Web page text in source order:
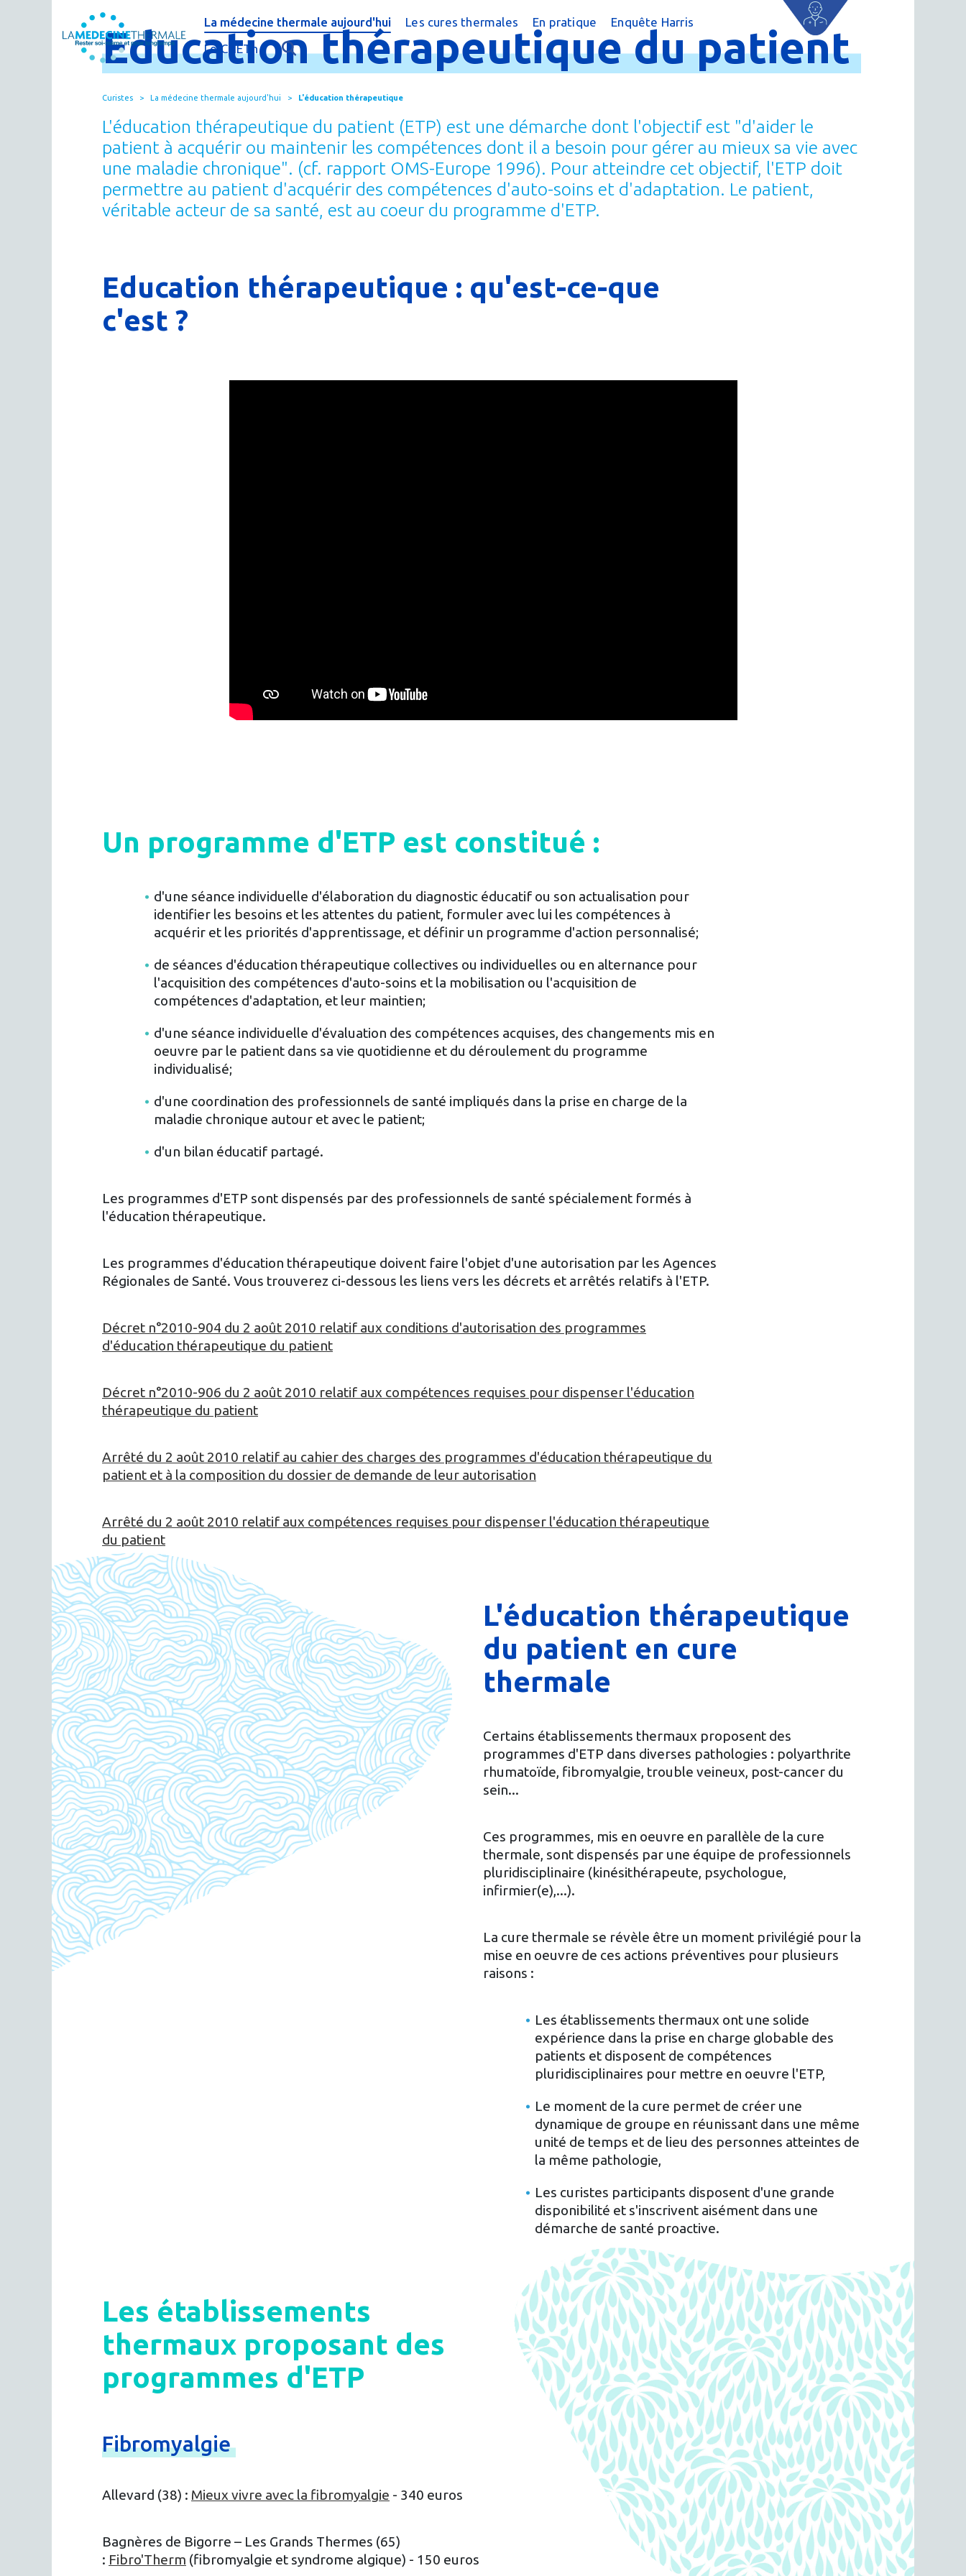
La médecine thermale aujourd'hui
C'est quoi la médecine thermale ?
FAQ : questions fréquentes
Thermes & Vous, le magazine
La médecine thermale
Les cures thermales
Cures conventionnées
En pratique
Trouver une cure
Bénéficier d'une cure thermale
Le Remboursement
Créer un dossier personnalisé
Enquête Harris
Le CNETh
Qui sommes-nous ?
Actualités
Publications
Espace presse
Curistes La médecine thermale aujourd'hui L'éducation thérapeutique
Educationthérapeutiquedupatient
L'éducation thérapeutique du patient (ETP) est une démarche dont l'objectif est "d'aider le
patient à acquérir ou maintenir les compétences dont il a besoin pour gérer au mieux sa vie avec
une maladie chronique". (cf. rapport OMS-Europe 1996). Pour atteindre cet objectif, l'ETP doit
permettre au patient d'acquérir des compétences d'auto-soins et d'adaptation. Le patient,
véritable acteur de sa santé, est au coeur du programme d'ETP.
Education thérapeutique : qu'est-ce-que
c'est ?
Un programme d'ETP est constitué :
d'une séance individuelle d'élaboration du diagnostic éducatif ou son actualisation pour
identifier les besoins et les attentes du patient, formuler avec lui les compétences à
acquérir et les priorités d'apprentissage, et définir un programme d'action personnalisé;
de séances d'éducation thérapeutique collectives ou individuelles ou en alternance pour
l'acquisition des compétences d'auto-soins et la mobilisation ou l'acquisition de
compétences d'adaptation, et leur maintien;
d'une séance individuelle d'évaluation des compétences acquises, des changements mis en
oeuvre par le patient dans sa vie quotidienne et du déroulement du programme
individualisé;
d'une coordination des professionnels de santé impliqués dans la prise en charge de la
maladie chronique autour et avec le patient;
d'un bilan éducatif partagé.
Les programmes d'ETP sont dispensés par des professionnels de santé spécialement formés à
l'éducation thérapeutique.
Les programmes d'éducation thérapeutique doivent faire l'objet d'une autorisation par les Agences
Régionales de Santé. Vous trouverez ci-dessous les liens vers les décrets et arrêtés relatifs à l'ETP.
Décret n°2010-904 du 2 août 2010 relatif aux conditions d'autorisation des programmes
d'éducation thérapeutique du patient
Décret n°2010-906 du 2 août 2010 relatif aux compétences requises pour dispenser l'éducation
thérapeutique du patient
Arrêté du 2 août 2010 relatif au cahier des charges des programmes d'éducation thérapeutique du
patient et à la composition du dossier de demande de leur autorisation
Arrêté du 2 août 2010 relatif aux compétences requises pour dispenser l'éducation thérapeutique
du patient
L'éducation thérapeutique
du patient en cure
thermale
Certains établissements thermaux proposent des
programmes d'ETP dans diverses pathologies : polyarthrite
rhumatoïde, fibromyalgie, trouble veineux, post-cancer du
sein...
Ces programmes, mis en oeuvre en parallèle de la cure
thermale, sont dispensés par une équipe de professionnels
pluridisciplinaire (kinésithérapeute, psychologue,
infirmier(e),...).
La cure thermale se révèle être un moment privilégié pour la
mise en oeuvre de ces actions préventives pour plusieurs
raisons :
Les établissements thermaux ont une solide
expérience dans la prise en charge globable des
patients et disposent de compétences
pluridisciplinaires pour mettre en oeuvre l'ETP,
Le moment de la cure permet de créer une
dynamique de groupe en réunissant dans une même
unité de temps et de lieu des personnes atteintes de
la même pathologie,
Les curistes participants disposent d'une grande
disponibilité et s'inscrivent aisément dans une
démarche de santé proactive.
Les établissements
thermaux proposant des
programmes d'ETP
Fibromyalgie
Allevard (38) : Mieux vivre avec la fibromyalgie - 340 euros
Bagnères de Bigorre – Les Grands Thermes (65)
: Fibro'Therm (fibromyalgie et syndrome algique) - 150 euros